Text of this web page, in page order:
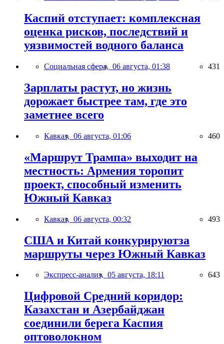
Каспий отступает: комплексная
оценка рисков, последствий и
уязвимостей водного баланса
Социальная сфера, 06 августа, 01:38 431
Зарплаты растут, но жизнь
дорожает быстрее там, где это
заметнее всего
Кавказ, 06 августа, 01:06 460
«Маршрут Трампа» выходит на
местность: Армения торопит
проект, способный изменить
Южный Кавказ
Кавказ, 06 августа, 00:32 493
США и Китай конкурируютза
маршруты через Южный Кавказ
Экспресс-анализ, 05 августа, 18:11 643
Цифровой Средний коридор:
Казахстан и Азербайджан
соединили берега Каспия
оптоволокном